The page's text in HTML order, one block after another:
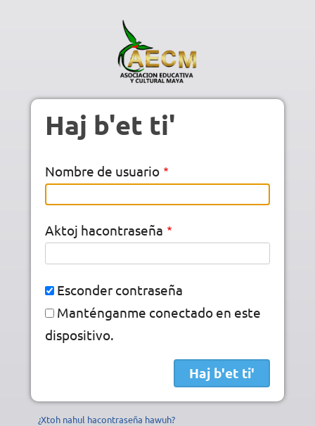
Haj b'et ti'
Nombre de usuario
Aktoj hacontraseña
Esconder contraseña
Manténganme conectado en este
dispositivo.
¿Xtoh nahul hacontraseña hawuh?